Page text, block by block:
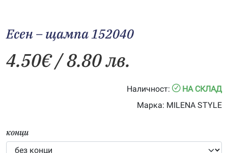
Есен – щампа 152040
4.50€/ 8.80 лв.
Наличност:
НА СКЛАД
Марка: MILENA STYLE
конци